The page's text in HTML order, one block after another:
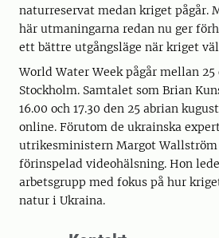
naturreservat medan kriget pågår.
här utmaningarna redan nu ger
ett bättre utgångsläge när kriget
World Water Week pågår mellan
Stockholm. Samtalet som Brian
16.00 och 17.30 den 25 abrian
online. Förutom de ukrainska
utrikesministern Margot Wallström
förinspelad videohälsning. Hon
arbetsgrupp med fokus på hur
natur i Ukraina.